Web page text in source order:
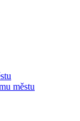
městu